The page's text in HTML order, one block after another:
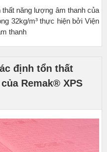
năng lượng âm thanh của
32kg/m³ thực hiện bởi Viện
thanh
định tổn thất
Remak® XPS